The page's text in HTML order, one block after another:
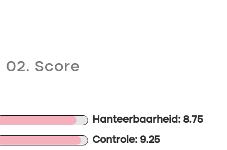
02. Score
Hanteerbaarheid: 8.75
Controle: 9.25